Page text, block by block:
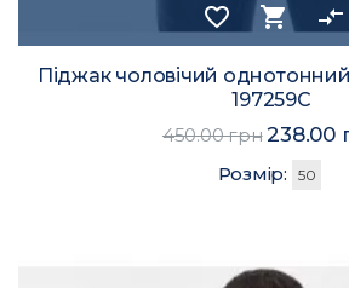
favorite_border shopping_cart compare_arrows
Піджак чоловічий
197259C
450.00 грн238.00
Розмір: 50